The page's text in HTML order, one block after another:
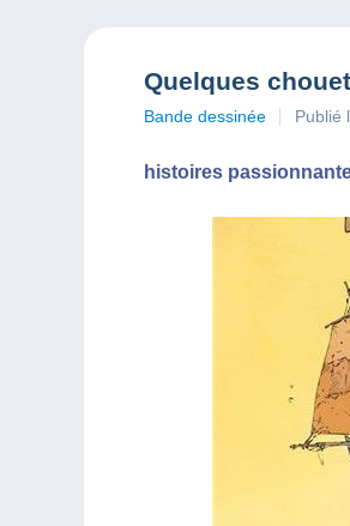
Quelques
Bande dessinée Publié
histoires